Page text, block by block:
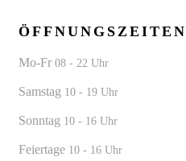
ÖFFNUNGSZEITEN
Mo-Fr 08 - 22 Uhr
Samstag 10 - 19 Uhr
Sonntag 10 - 16 Uhr
Feiertage 10 - 16 Uhr